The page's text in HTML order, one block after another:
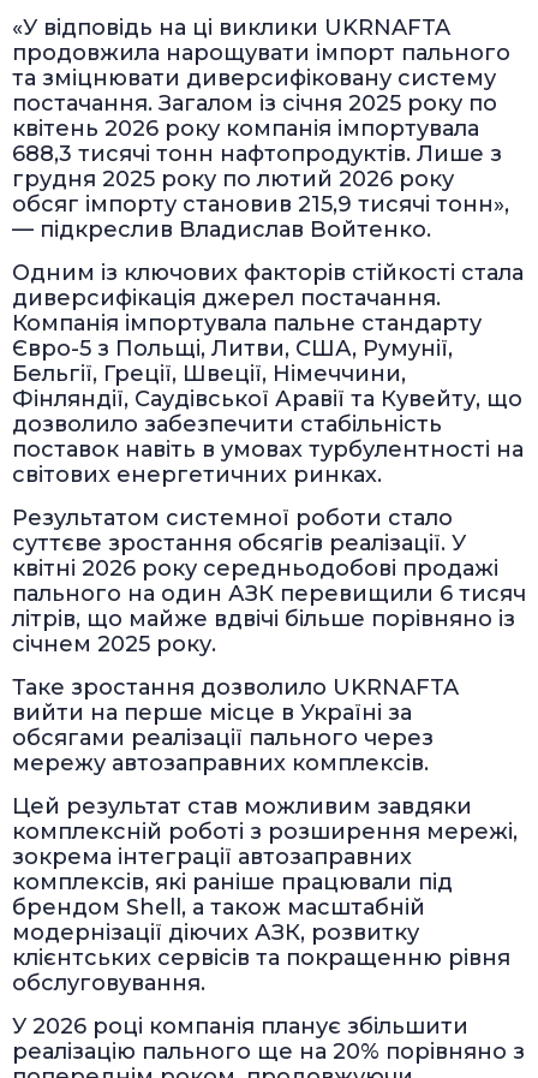
«У відповідь на ці виклики UKRNAFTA
продовжила нарощувати імпорт пального
та зміцнювати диверсифіковану систему
постачання. Загалом із січня 2025 року по
квітень 2026 року компанія імпортувала
688,3 тисячі тонн нафтопродуктів. Лише з
грудня 2025 року по лютий 2026 року
обсяг імпорту становив 215,9 тисячі тонн»,
— підкреслив Владислав Войтенко.
Одним із ключових факторів стійкості стала
диверсифікація джерел постачання.
Компанія імпортувала пальне стандарту
Євро-5 з Польщі, Литви, США, Румунії,
Бельгії, Греції, Швеції, Німеччини,
Фінляндії, Саудівської Аравії та Кувейту, що
дозволило забезпечити стабільність
поставок навіть в умовах турбулентності на
світових енергетичних ринках.
Результатом системної роботи стало
суттєве зростання обсягів реалізації. У
квітні 2026 року середньодобові продажі
пального на один АЗК перевищили 6 тисяч
літрів, що майже вдвічі більше порівняно із
січнем 2025 року.
Таке зростання дозволило UKRNAFTA
вийти на перше місце в Україні за
обсягами реалізації пального через
мережу автозаправних комплексів.
Цей результат став можливим завдяки
комплексній роботі з розширення мережі,
зокрема інтеграції автозаправних
комплексів, які раніше працювали під
брендом Shell, а також масштабній
модернізації діючих АЗК, розвитку
клієнтських сервісів та покращенню рівня
обслуговування.
У 2026 році компанія планує збільшити
реалізацію пального ще на 20% порівняно з